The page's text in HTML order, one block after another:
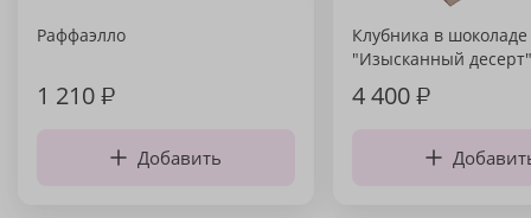
Раффаэлло
1 210₽
Добавить
Клубника в шоколаде
"Изысканный десерт"
4 400₽